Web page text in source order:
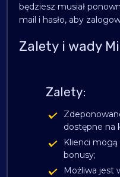
będziesz musiał
mail i hasło, aby
Zalety i wady
Zalety:
dostępne na
Klienci
bonusy;
Możliwa jest